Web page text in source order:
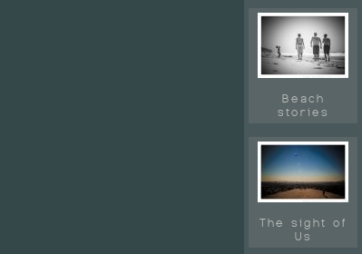
Beach
stories
The sight of
Us